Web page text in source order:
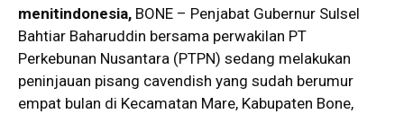
menitindonesia, BONE – Penjabat Gubernur Sulsel
Bahtiar Baharuddin bersama perwakilan PT
Perkebunan Nusantara (PTPN) sedang melakukan
peninjauan pisang cavendish yang sudah berumur
empat bulan di Kecamatan Mare, Kabupaten Bone,